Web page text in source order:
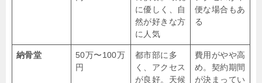
に優しく、自
然が好きな方
に人気
便な場合もあ
る
納骨堂
50万〜100万
円
都市部に多
く、アクセス
が良好。天候
費用がやや高
め。契約期間
が決まってい